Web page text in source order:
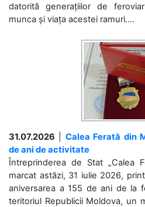
datorită generațiilor de
munca și viața acestei ramuri....
31.07.2026
Calea Ferată din
de ani de activitate
Întreprinderea de Stat „Calea
marcat astăzi, 31 iulie 2026,
aniversarea a 155 de ani de la
teritoriul Republicii Moldova, un